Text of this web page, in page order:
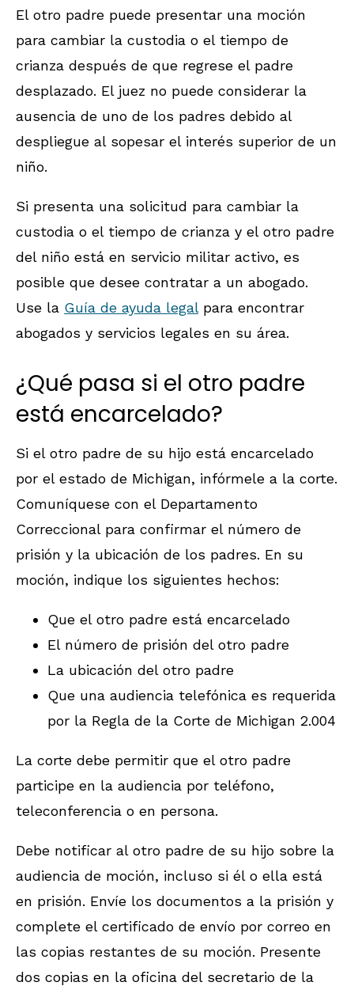
El otro padre puede presentar una moción
para cambiar la custodia o el tiempo de
crianza después de que regrese el padre
desplazado. El juez no puede considerar la
ausencia de uno de los padres debido al
despliegue al sopesar el interés superior de un
niño.
Si presenta una solicitud para cambiar la
custodia o el tiempo de crianza y el otro padre
del niño está en servicio militar activo, es
posible que desee contratar a un abogado.
Use la Guía de ayuda legalpara encontrar
abogados y servicios legales en su área.
¿Qué pasa si el otro padre
está encarcelado?
Si el otro padre de su hijo está encarcelado
por el estado de Michigan, infórmele a la corte.
Comuníquese con el Departamento
Correccional para confirmar el número de
prisión y la ubicación de los padres. En su
moción, indique los siguientes hechos:
Que el otro padre está encarcelado
El número de prisión del otro padre
La ubicación del otro padre
Que una audiencia telefónica es requerida
por la Regla de la Corte de Michigan 2.004
La corte debe permitir que el otro padre
participe en la audiencia por teléfono,
teleconferencia o en persona.
Debe notificar al otro padre de su hijo sobre la
audiencia de moción, incluso si él o ella está
en prisión. Envíe los documentos a la prisión y
complete el certificado de envío por correo en
las copias restantes de su moción. Presente
dos copias en la oficina del secretario de la